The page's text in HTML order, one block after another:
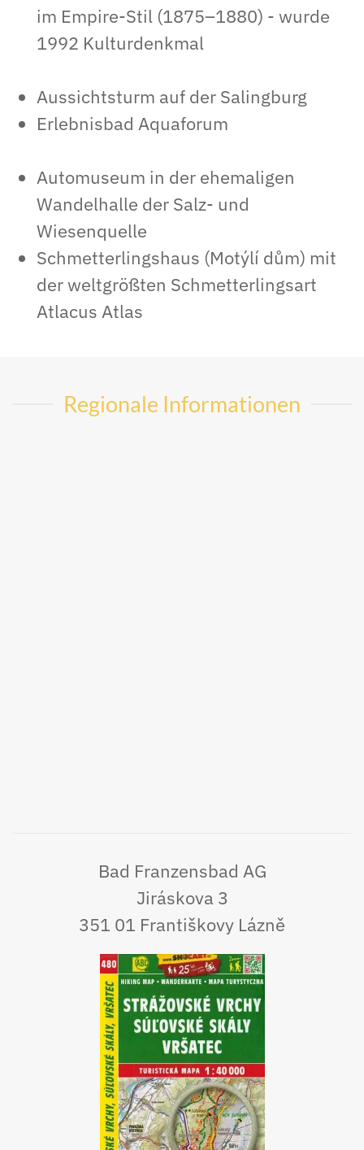
im Empire-Stil (1875–1880) - wurde
1992 Kulturdenkmal
Aussichtsturm auf der Salingburg
Erlebnisbad Aquaforum
Automuseum in der ehemaligen
Wandelhalle der Salz- und
Wiesenquelle
Schmetterlingshaus (Motýlí dům) mit
der weltgrößten Schmetterlingsart
Atlacus Atlas
Regionale Informationen
Bad Franzensbad AG
Jiráskova 3
351 01 Františkovy Lázně